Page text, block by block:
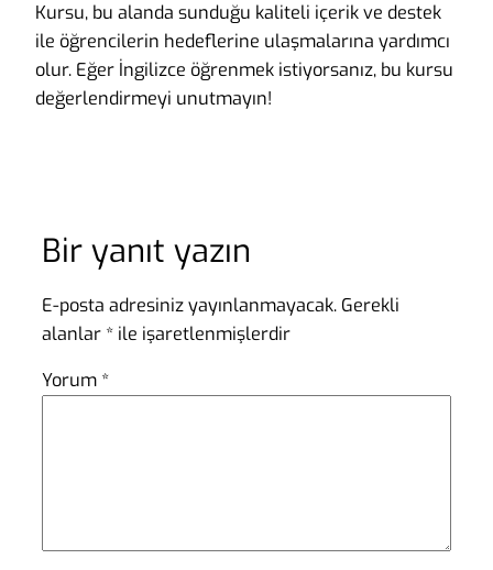
Kursu, bu alanda sunduğu kaliteli içerik ve destek
ile öğrencilerin hedeflerine ulaşmalarına yardımcı
olur. Eğer İngilizce öğrenmek istiyorsanız, bu kursu
değerlendirmeyi unutmayın!
Bir yanıt yazın
E-posta adresiniz yayınlanmayacak. Gerekli
alanlar * ile işaretlenmişlerdir
Yorum *